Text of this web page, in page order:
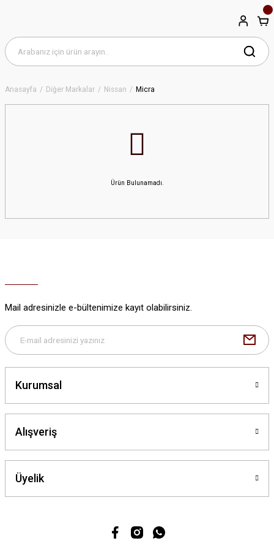
Anasayfa Diğer Markalar Nissan Micra
Ürün Bulunamadı.
Mail adresinizle e-bültenimize kayıt olabilirsiniz.
Kurumsal
Alışveriş
Üyelik